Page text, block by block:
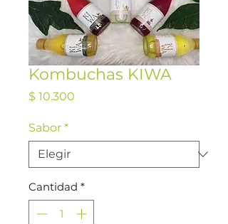
Kombuchas KIWA
$ 10.300
Sabor *
Cantidad *